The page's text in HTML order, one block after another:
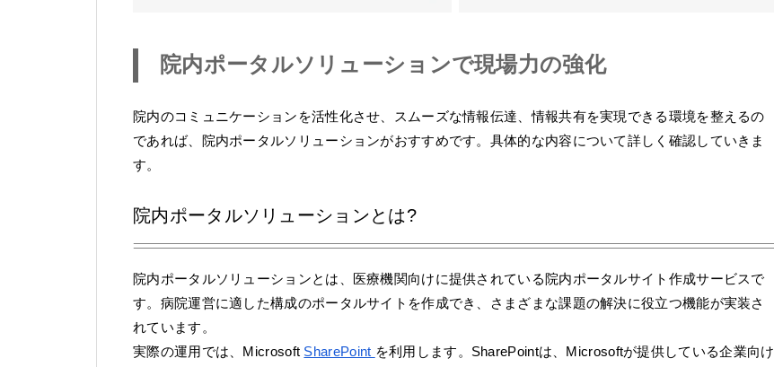
院内ポータルソリューションで現場力の強化
院内のコミュニケーションを活性化させ、スムーズな情報伝達、情報共有を実現できる環境を整えるの
であれば、院内ポータルソリューションがおすすめです。具体的な内容について詳しく確認していきま
す。
院内ポータルソリューションとは?
院内ポータルソリューションとは、医療機関向けに提供されている院内ポータルサイト作成サービスで
す。病院運営に適した構成のポータルサイトを作成でき、さまざまな課題の解決に役立つ機能が実装さ
れています。
実際の運用では、Microsoft SharePoint を利用します。SharePointは、Microsoftが提供している企業向け